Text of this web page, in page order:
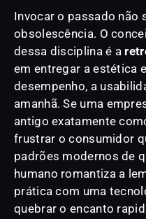
Invocar o passado não
obsolescência. O
dessa disciplina é a
em entregar a estética
desempenho, a
amanhã. Se uma
antigo exatamente
frustrar o consumidor
padrões modernos de
humano romantiza a
prática com uma
quebrar o encanto